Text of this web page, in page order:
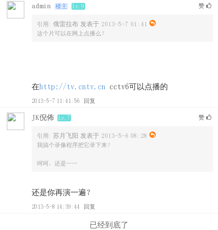
admin 楼主 Lv.9 赞
引用: 俄雷拉布 发表于 2013-5-7 01:41
这个片可以在网上点播么？
在http://tv.cntv.cn cctv6可以点播的
2013-5-7 11:41:56 回复
JK倪佈 Lv.7 赞
引用: 苏月飞阳 发表于 2013-5-6 08:28
我搞个录像程序把它录下来？
呵呵，还是……
还是你再演一遍？
2013-5-8 14:39:44 回复
已经到底了